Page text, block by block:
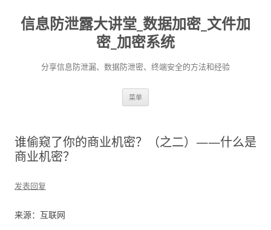
信息防泄露大讲堂_数据加密_文件加
密_加密系统
分享信息防泄漏、数据防泄密、终端安全的方法和经验
菜单
谁偷窥了你的商业机密？（之二）——什么是
商业机密？
发表回复
来源：互联网